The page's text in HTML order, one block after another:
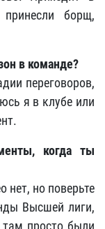
борщ,
в команде?
переговоров,
я в клубе или
когда ты
но поверьте
Высшей лиги,
просто были